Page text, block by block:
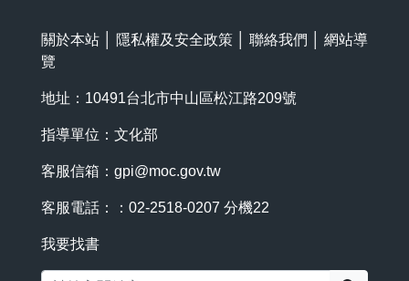
關於本站 隱私權及安全政策 聯絡我們
網站導
覽
地址：10491台北市中山區松江路209號
指導單位：文化部
客服信箱： gpi@moc.gov.tw
客服電話：：02-2518-0207 分機22
我要找書